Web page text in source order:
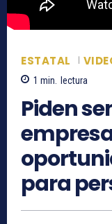
ESTATAL
1 min. lectura
Piden
para